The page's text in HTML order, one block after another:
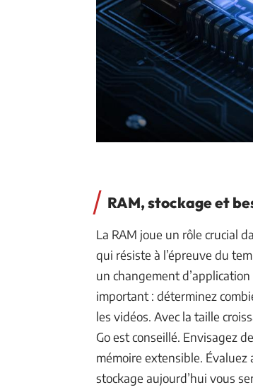
RAM, stockage et
La RAM joue un rôle crucial
qui résiste à l’épreuve du
un changement
important : déterminez
les vidéos. Avec la taille
Go est conseillé. Envisagez
mémoire extensible.
stockage aujourd’hui vous